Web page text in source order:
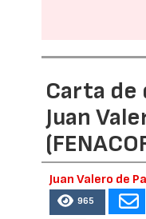
Carta de
Juan
Juan Valero de
965